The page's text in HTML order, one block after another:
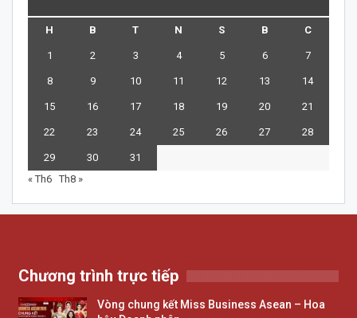
H B T N S B C
1 2 3 4 5 6 7
8 9 10 11 12 13 14
15 16 17 18 19 20 21
22 23 24 25 26 27 28
29 30
31
« Th6 Th8 »
Chương trình trực tiếp
Vòng chung kết Miss Business Asean – Hoa